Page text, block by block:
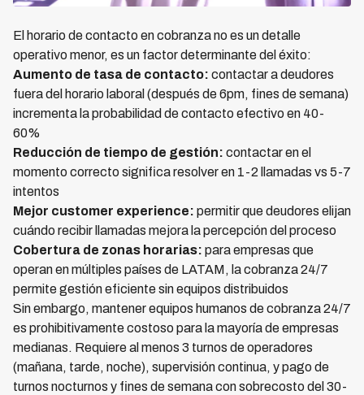
El horario de contacto en cobranza no es un detalle
operativo menor, es un factor determinante del éxito:
Aumento de tasa de contacto: contactar a deudores
fuera del horario laboral (después de 6pm, fines de semana)
incrementa la probabilidad de contacto efectivo en 40-
60%
Reducción de tiempo de gestión: contactar en el
momento correcto significa resolver en 1-2 llamadas vs 5-7
intentos
Mejor customer experience: permitir que deudores elijan
cuándo recibir llamadas mejora la percepción del proceso
Cobertura de zonas horarias: para empresas que
operan en múltiples países de LATAM, la cobranza 24/7
permite gestión eficiente sin equipos distribuidos
Sin embargo, mantener equipos humanos de cobranza 24/7
es prohibitivamente costoso para la mayoría de empresas
medianas. Requiere al menos 3 turnos de operadores
(mañana, tarde, noche), supervisión continua, y pago de
turnos nocturnos y fines de semana con sobrecosto del 30-